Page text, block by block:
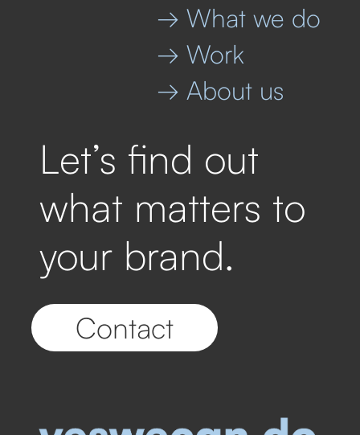
Let’s find out
what matters to
your brand.
Contact
→ What we do
→ Work
→ About us